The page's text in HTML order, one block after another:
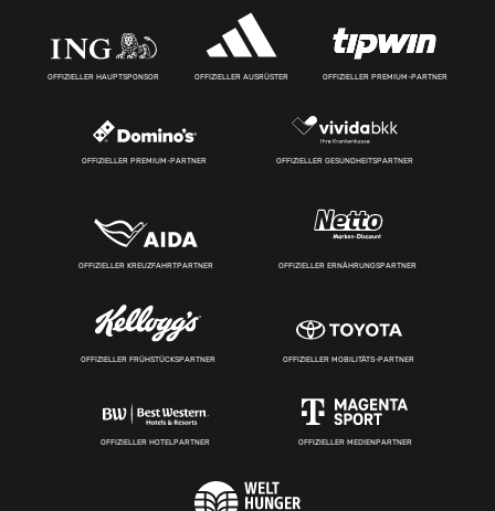
OFFIZIELLER HAUPTSPONSOR OFFIZIELLER AUSRÜSTER OFFIZIELLER PREMIUM-PARTNER
OFFIZIELLER PREMIUM-PARTNER OFFIZIELLER GESUNDHEITSPARTNER
OFFIZIELLER KREUZFAHRTPARTNER OFFIZIELLER ERNÄHRUNGSPARTNER
OFFIZIELLER FRÜHSTÜCKSPARTNER OFFIZIELLER MOBILITÄTS-PARTNER
OFFIZIELLER HOTELPARTNER OFFIZIELLER MEDIENPARTNER